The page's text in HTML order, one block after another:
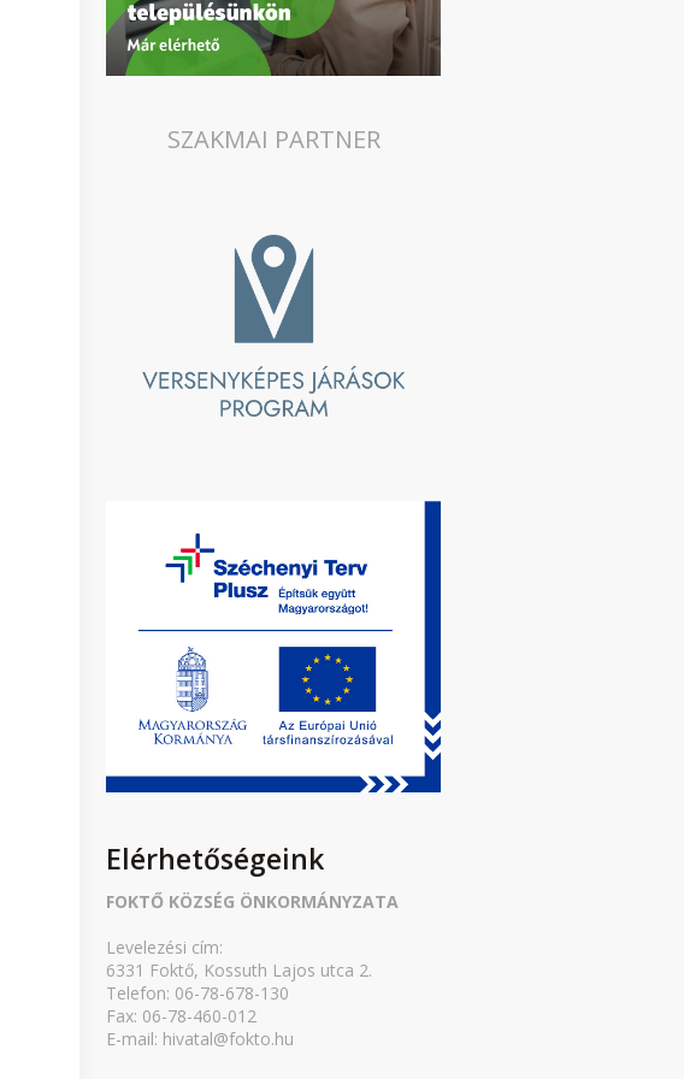
SZAKMAI PARTNER
Elérhetőségeink
FOKTŐ KÖZSÉG ÖNKORMÁNYZATA
Levelezési cím:
6331 Foktő, Kossuth Lajos utca 2.
Telefon: 06-78-678-130
Fax: 06-78-460-012
E-mail: hivatal@fokto.hu